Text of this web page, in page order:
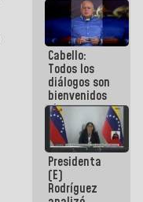
Figuera y
acuerdan
primer
encuentro
presencial
para el
diálogo
Cabello:
Todos los
diálogos son
bienvenidos
siempre que
estén en el
marco de la
Constitución
de la
República
Presidenta
(E)
Rodríguez